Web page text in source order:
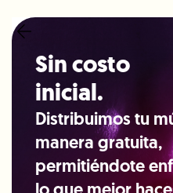
Sin costo
inicial.
Distribuimos tu
manera gratuita,
permitiéndote